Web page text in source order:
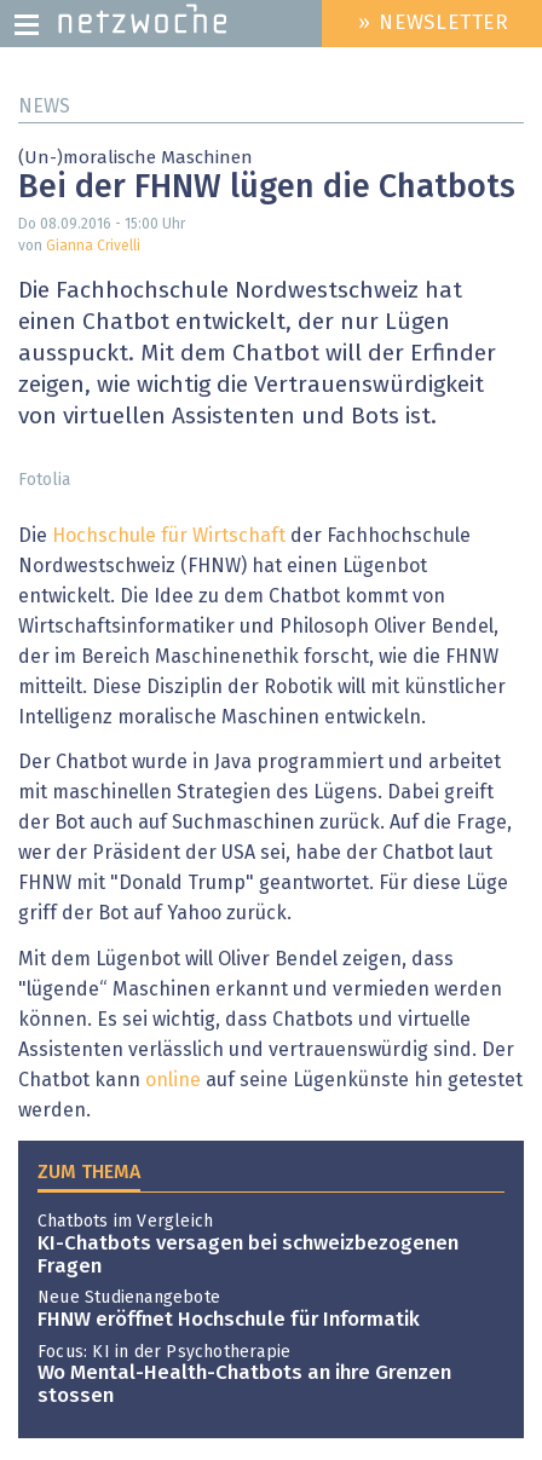
zum
HEADER
MENU
» NEWSLETTER
NEWS
(Un-)moralische Maschinen
Bei der FHNW lügen die Chatbots
Do 08.09.2016 - 15:00 Uhr
von Gianna Crivelli
Die Fachhochschule Nordwestschweiz hat
einen Chatbot entwickelt, der nur Lügen
ausspuckt. Mit dem Chatbot will der Erfinder
zeigen, wie wichtig die Vertrauenswürdigkeit
von virtuellen Assistenten und Bots ist.
Fotolia
Die Hochschule für Wirtschaft der Fachhochschule
Nordwestschweiz (FHNW) hat einen Lügenbot
entwickelt. Die Idee zu dem Chatbot kommt von
Wirtschaftsinformatiker und Philosoph Oliver Bendel,
der im Bereich Maschinenethik forscht, wie die FHNW
mitteilt. Diese Disziplin der Robotik will mit künstlicher
Intelligenz moralische Maschinen entwickeln.
Der Chatbot wurde in Java programmiert und arbeitet
mit maschinellen Strategien des Lügens. Dabei greift
der Bot auch auf Suchmaschinen zurück. Auf die Frage,
wer der Präsident der USA sei, habe der Chatbot laut
FHNW mit "Donald Trump" geantwortet. Für diese Lüge
griff der Bot auf Yahoo zurück.
Mit dem Lügenbot will Oliver Bendel zeigen, dass
"lügende“ Maschinen erkannt und vermieden werden
können. Es sei wichtig, dass Chatbots und virtuelle
Assistenten verlässlich und vertrauenswürdig sind. Der
Chatbot kann online auf seine Lügenkünste hin getestet
werden.
ZUM THEMA
Chatbots im Vergleich
KI-Chatbots versagen bei schweizbezogenen
Fragen
Neue Studienangebote
FHNW eröffnet Hochschule für Informatik
Focus: KI in der Psychotherapie
Wo Mental-Health-Chatbots an ihre Grenzen
stossen